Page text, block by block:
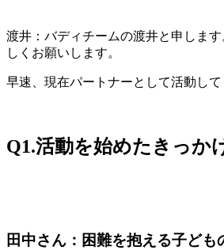
渡井：バディチームの渡井と申しま
しくお願いします。
早速、現在パートナーとして活動し
Q1.活動を始めたきっか
田中さん：困難を抱える子ども